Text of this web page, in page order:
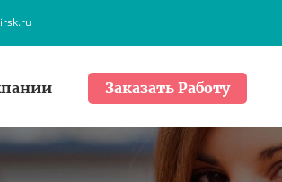
Заказать Работу